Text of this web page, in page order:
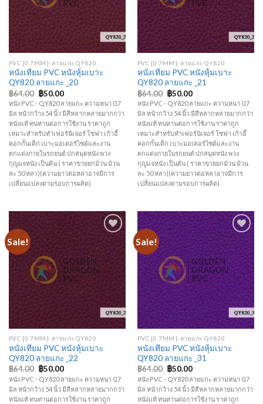
PVC [0.7MM]-ลายแกะ QY820
หนังเทียม PVC หนังหุ้มเบาะ
QY820 ลายแกะ _20
฿64.00 ฿50.00
หนัง PVC - QY820 ลายแกะ ความหนา 0.7
มิล หน้ากว้าง 54 นิ้ว มีสีหลากหลายมากกว่า
หนังแท้ ทนทานต่อการใช้งาน ราคาถูก
เหมาะสำหรับทำเฟอร์นิเจอร์ โซฟา เก้าอี้
คอกกั้นเด็ก เบาะมอเตอร์ไซด์และงาน
ตกแต่งภายในรถยนต์ ปกสมุดหนัง พวง
กุญแจหนัง เป็นต้น ( ราคาขายยกม้วน ม้วน
ละ 50 หลา)(ความยาวต่อหลาอาจมีการ
เปลี่ยนแปลงตามรอบการผลิต)
PVC [0.7MM]-ลายแกะ QY820
หนังเทียม PVC หนังหุ้มเบาะ
QY820 ลายแกะ _21
฿64.00 ฿50.00
หนัง PVC - QY820 ลายแกะ ความหนา 0.7
มิล หน้ากว้าง 54 นิ้ว มีสีหลากหลายมากกว่า
หนังแท้ ทนทานต่อการใช้งาน ราคาถูก
เหมาะสำหรับทำเฟอร์นิเจอร์ โซฟา เก้าอี้
คอกกั้นเด็ก เบาะมอเตอร์ไซด์และงาน
ตกแต่งภายในรถยนต์ ปกสมุดหนัง พวง
กุญแจหนัง เป็นต้น ( ราคาขายยกม้วน ม้วน
ละ 50 หลา)(ความยาวต่อหลาอาจมีการ
เปลี่ยนแปลงตามรอบการผลิต)
Sale!
Add to
Wishlist
PVC [0.7MM]-ลายแกะ QY820
หนังเทียม PVC หนังหุ้มเบาะ
QY820 ลายแกะ _22
฿64.00 ฿50.00
หนัง PVC - QY820 ลายแกะ ความหนา 0.7
มิล หน้ากว้าง 54 นิ้ว มีสีหลากหลายมากกว่า
หนังแท้ ทนทานต่อการใช้งาน ราคาถูก
Sale!
Add to
Wishlist
PVC [0.7MM]-ลายแกะ QY820
หนังเทียม PVC หนังหุ้มเบาะ
QY820 ลายแกะ _31
฿64.00 ฿50.00
หนัง PVC - QY820 ลายแกะ ความหนา 0.7
มิล หน้ากว้าง 54 นิ้ว มีสีหลากหลายมากกว่า
หนังแท้ ทนทานต่อการใช้งาน ราคาถูก